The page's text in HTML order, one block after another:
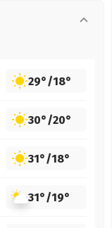
29°/18°
30°/20°
31°/18°
31°/19°